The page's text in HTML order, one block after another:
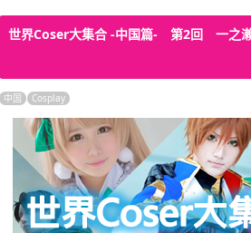
世界Coser大集合 -中国篇- 第2回 一之
中国 Cosplay